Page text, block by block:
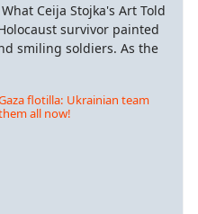
Ceija Stojka's Art Told
survivor painted
smiling soldiers. As the
flotilla: Ukrainian team
all now!